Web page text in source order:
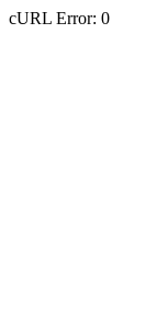
cURL Error: 0